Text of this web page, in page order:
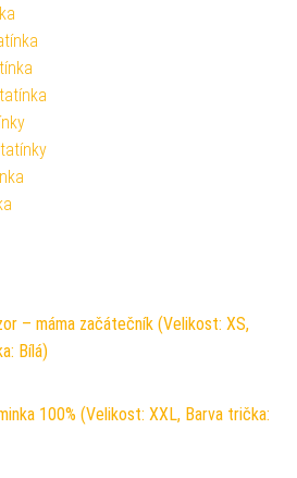
– máma začátečník (Velikost: XS,
Bílá)
100% (Velikost: XXL, Barva trička: